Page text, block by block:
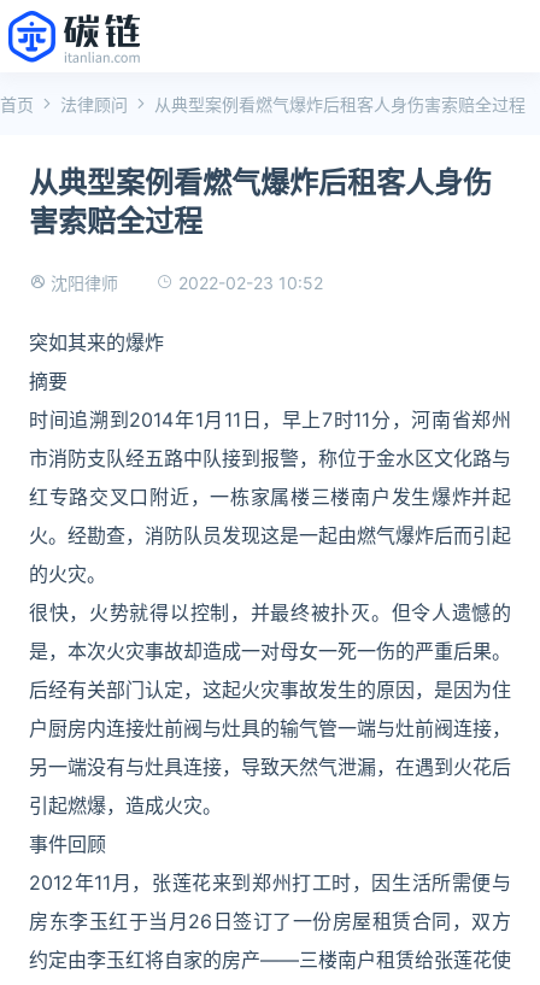
首页 法律顾问 从典型案例看燃气爆炸后租客人身伤害索赔全过程
从典型案例看燃气爆炸后租客人身伤
害索赔全过程
沈阳律师 2022-02-23 10:52
突如其来的爆炸
摘要
时间追溯到2014年1月11日，早上7时11分，河南省郑州
市消防支队经五路中队接到报警，称位于金水区文化路与
红专路交叉口附近，一栋家属楼三楼南户发生爆炸并起
火。经勘查，消防队员发现这是一起由燃气爆炸后而引起
的火灾。
很快，火势就得以控制，并最终被扑灭。但令人遗憾的
是，本次火灾事故却造成一对母女一死一伤的严重后果。
后经有关部门认定，这起火灾事故发生的原因，是因为住
户厨房内连接灶前阀与灶具的输气管一端与灶前阀连接，
另一端没有与灶具连接，导致天然气泄漏，在遇到火花后
引起燃爆，造成火灾。
事件回顾
2012年11月，张莲花来到郑州打工时，因生活所需便与
房东李玉红于当月26日签订了一份房屋租赁合同，双方
约定由李玉红将自家的房产——三楼南户租赁给张莲花使